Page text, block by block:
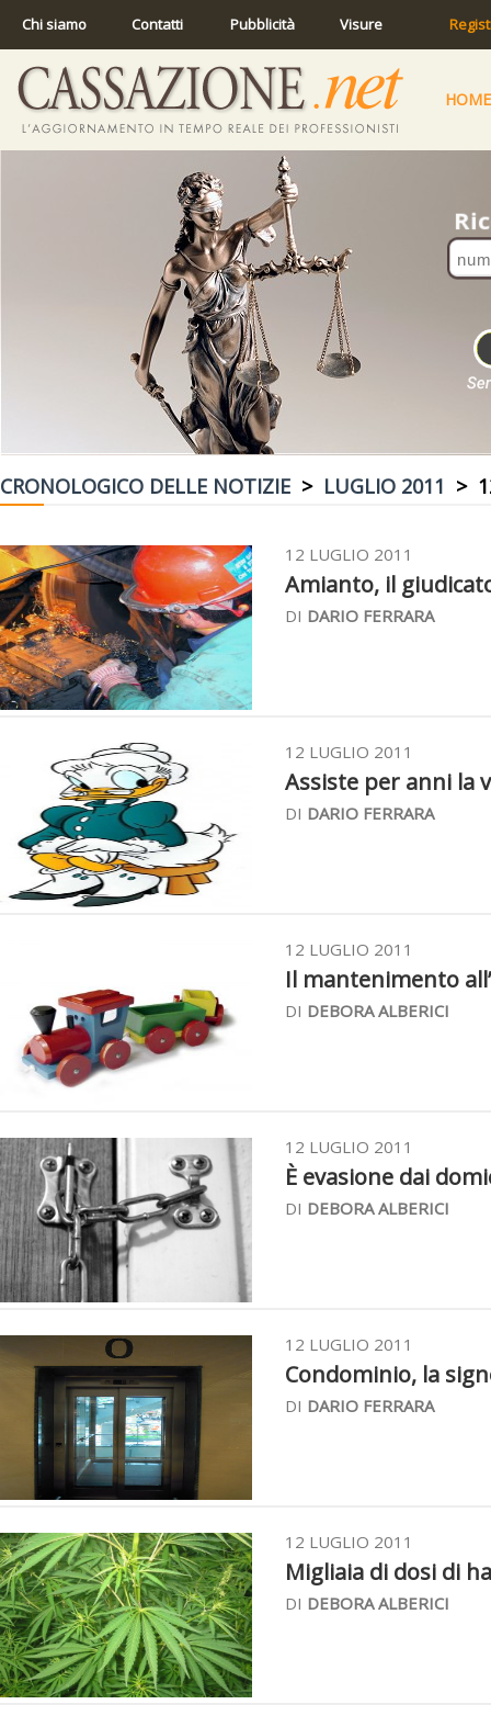
Chi siamo Contatti Pubblicità Visure
HOME
CRONOLOGICO DELLE NOTIZIE > LUGLIO 2011 >
12 LUGLIO 2011
Amianto, il
DI DARIO FERRARA
12 LUGLIO 2011
Assiste per anni la
DI DARIO FERRARA
12 LUGLIO 2011
Il mantenimento
DI DEBORA ALBERICI
12 LUGLIO 2011
È evasione dai
DI DEBORA ALBERICI
12 LUGLIO 2011
Condominio, la
DI DARIO FERRARA
12 LUGLIO 2011
Migliaia di dosi di
DI DEBORA ALBERICI